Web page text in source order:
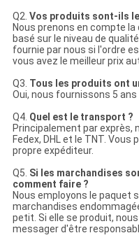
Q2. Vos produits sont-ils le
Nous prenons en compte
basé sur le niveau de
fournie par nous si l'ordre
vous avez le meilleur prix
Q3. Tous les produits ont
Oui, nous fournissons 5
Q4. Quel est le transport ?
Principalement par exprès,
Fedex, DHL et le TNT.
propre expéditeur.
Q5. Si les marchandises
comment faire ?
Nous employons le paquet
marchandises
petit. Si elle se produit,
messager d'être